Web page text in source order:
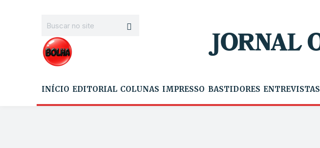
INÍCIO EDITORIAL COLUNAS IMPRESSO BASTIDORES ENTREVISTAS